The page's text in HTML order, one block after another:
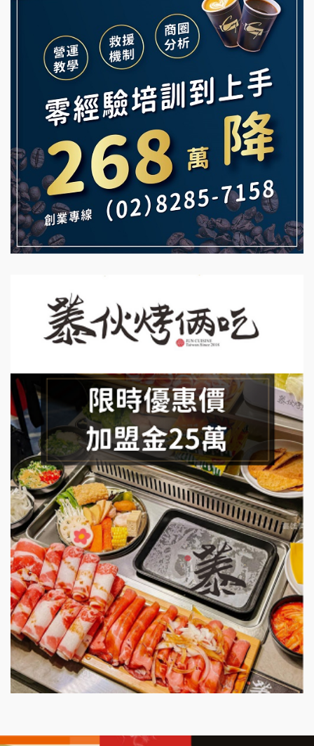
微風亭鐵板燒加盟說明會
鮮茶道加盟說明會
【曉妍美妝】誠徵行政櫃檯
自助洗衣店誠徵代洗收送人員(台中市)
MUSHEN徵SPA美容芳療師
日十。早午食加盟說明會
拾鑶火鍋加盟說明會
Mr.Wish加盟說明會
白鬍泡泡 BOHO POPO加盟說明會
雞咕雞咕加盟說明會
TEA TOP加盟說明會
珍好味臭臭鍋加盟說明會
藍象廷泰式火鍋加盟說明會
上宇林加盟說明會
莫尼早餐Morni加盟說明會
手作功夫茶加盟說明會
SHARE TEA歇腳亭加盟說明會
潮味決-湯滷專門店加盟說明會
鬍子茶加盟說明會
鮮茶道加盟說明會
微風亭鐵板燒加盟說明會
漫步藍咖啡加盟說明會
明石章魚燒加盟說明會
出櫃加盟說明會
千香漢堡加盟說明會